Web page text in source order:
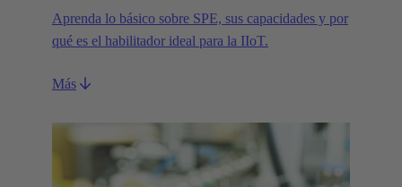
Aprenda lo básico sobre SPE, sus capacidades y por
qué es el habilitador ideal para la IIoT.
Más